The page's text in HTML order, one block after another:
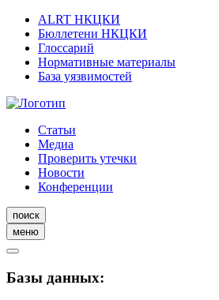
ALRT НКЦКИ
Бюллетени НКЦКИ
Глоссарий
Нормативные материалы
База уязвимостей
Статьи
Медиа
Проверить утечки
Новости
Конференции
поиск
меню
Базы данных: